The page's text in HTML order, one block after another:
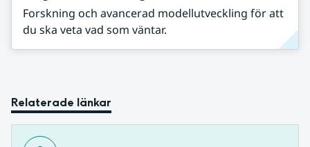
Forskning och avancerad modellutveckling för att
du ska veta vad som väntar.
Relaterade länkar